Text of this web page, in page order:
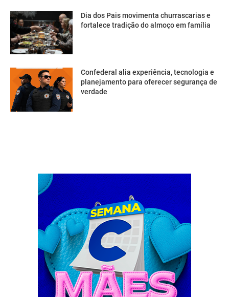
Dia dos Pais movimenta churrascarias e
fortalece tradição do almoço em família
Confederal alia experiência, tecnologia e
planejamento para oferecer segurança de
verdade